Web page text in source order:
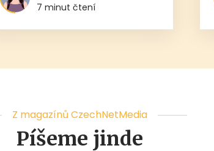
7 minut čtení
Z magazínů CzechNetMedia
Píšeme jinde